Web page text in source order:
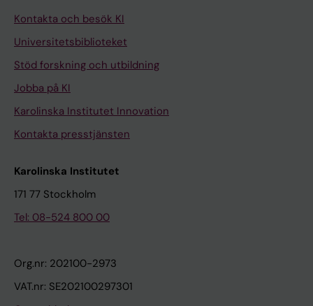
Kontakta och besök KI
Universitetsbiblioteket
Stöd forskning och utbildning
Jobba på KI
Karolinska Institutet Innovation
Kontakta presstjänsten
Karolinska Institutet
171 77 Stockholm
Tel: 08-524 800 00
Org.nr: 202100-2973
VAT.nr: SE202100297301